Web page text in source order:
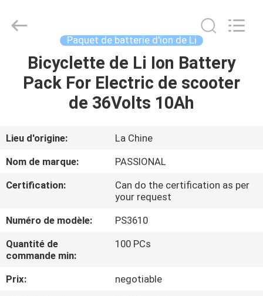
MAISON
PRODUITS
AU
SUJET
DE
VISITE
D'USINE
Export
Paquet de batterie d'ion de Li
Bicyclette de Li Ion Battery
Pack For Electric de scooter
de 36Volts 10Ah
Lieu d'origine:
La Chine
Nom de marque:
PASSIONAL
Certification:
Can do the certification as per
your request
Numéro de modèle:
PS3610
Quantité de
commande min:
100 PCs
Prix:
negotiable